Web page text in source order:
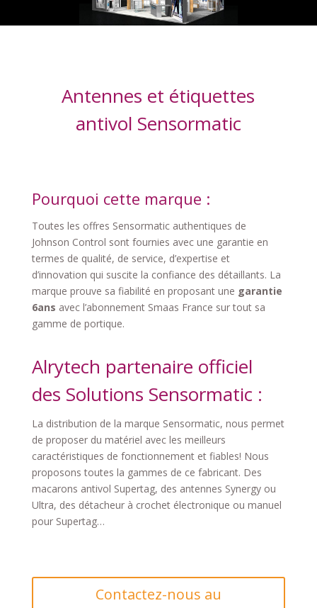
Antennes et étiquettes
antivol Sensormatic
Pourquoi cette marque :
Toutes les offres Sensormatic authentiques de
Johnson Control sont fournies avec une garantie en
termes de qualité, de service, d’expertise et
d’innovation qui suscite la confiance des détaillants. La
marque prouve sa fiabilité en proposant une garantie
6ans avec l’abonnement Smaas France sur tout sa
gamme de portique.
Alrytech partenaire officiel
des Solutions Sensormatic :
La distribution de la marque Sensormatic, nous permet
de proposer du matériel avec les meilleurs
caractéristiques de fonctionnement et fiables! Nous
proposons toutes la gammes de ce fabricant. Des
macarons antivol Supertag, des antennes Synergy ou
Ultra, des détacheur à crochet électronique ou manuel
pour Supertag…
Contactez-nous au